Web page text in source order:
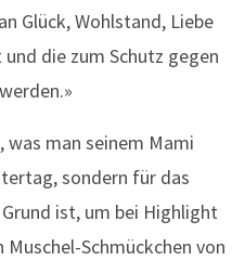
Glück, Wohlstand, Liebe
die zum Schutz gegen
was man seinem Mami
sondern für das
ist, um bei Highlight
Muschel-Schmückchen von